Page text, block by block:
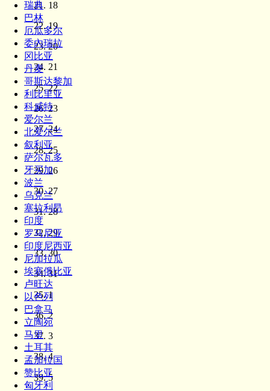
18
19
20
21
22
23
24
25
26
27
28
29
30
31
1
2
3
4
5
瑞典
巴林
厄瓜多尔
委內瑞拉
冈比亚
丹麦
哥斯达黎加
利比里亚
科威特
爱尔兰
北爱尔兰
叙利亚
萨尔瓦多
牙买加
波兰
乌克兰
塞拉利昂
印度
罗马尼亚
印度尼西亚
尼加拉瓜
埃塞俄比亚
卢旺达
以色列
巴拿马
立陶宛
马里
土耳其
孟加拉国
赞比亚
匈牙利